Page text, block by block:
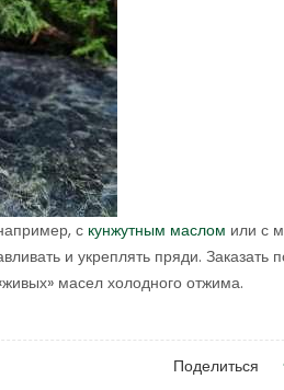
с кунжутным маслом или с
и укреплять пряди. Заказать
масел холодного отжима.
Поделиться